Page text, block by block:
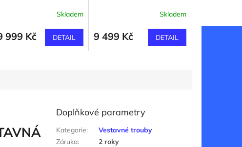
SteamProSkladem
999 Kč DETAIL
Skladem
9 499 Kč DETAIL
Doplňkové parametry
Kategorie:
Vestavné trouby
Záruka:
2 roky